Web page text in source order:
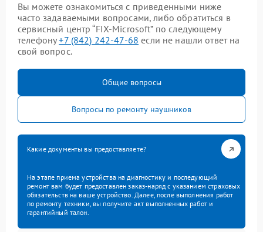
Вы можете ознакомиться с приведенными ниже
часто задаваемыми вопросами, либо обратиться в
сервисный центр “FIX-Microsoft” по следующему
телефону+7 (842) 242-47-68 если не нашли ответ на
свой вопрос.
Общие вопросы
Вопросы по ремонту наушников
Какие документы вы предоставляете?
На этапе приема устройства на диагностику и последующий
ремонт вам будет предоставлен заказ-наряд с указанием страховых
обязательств на ваше устройство. Далее, после выполнения работ
по ремонту техники, вы получите акт выполненных работ и
гарантийный талон.